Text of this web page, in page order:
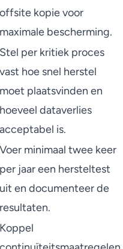
offsite kopie voor
maximale bescherming.
Stel per kritiek proces
vast hoe snel herstel
moet plaatsvinden en
hoeveel dataverlies
acceptabel is.
Voer minimaal twee keer
per jaar een hersteltest
uit en documenteer de
resultaten.
Koppel